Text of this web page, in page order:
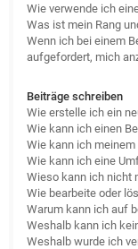
Wie verwende ich
Was ist mein Rang
Wenn ich bei einem
aufgefordert, mich
Beiträge schreiben
Wie erstelle ich ein
Wie kann ich einen
Wie kann ich
Wie kann ich eine
Wieso kann ich nicht
Wie bearbeite oder
Warum kann ich auf
Weshalb kann ich
Weshalb wurde ich